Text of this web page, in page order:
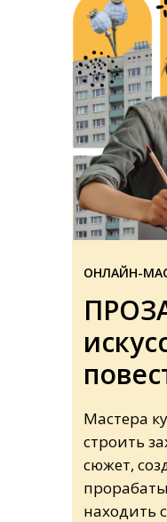
Мастера
строить
сюжет,
находить
ОНЛАЙН-